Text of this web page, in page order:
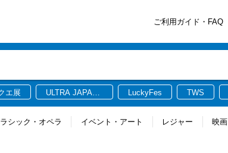
ご利用ガイド・FAQ
エ展
ULTRA JAPAN
LuckyFes TWS
シック・オペラ イベント・アート レジャー 映画